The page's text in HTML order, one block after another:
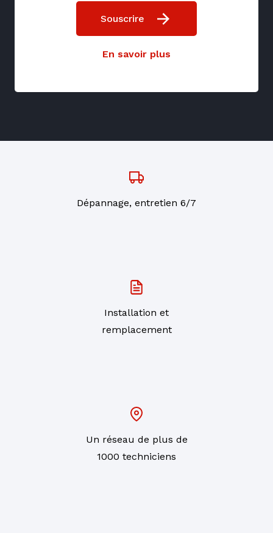
Souscrire
En savoir plus
Dépannage, entretien 6/7
Installation et
remplacement
Un réseau de plus de
1000 techniciens